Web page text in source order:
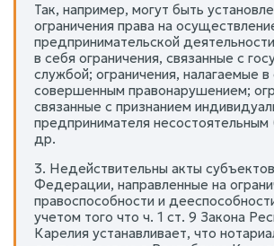
Так, например, могут быть
ограничения права на
предпринимательской
в себя ограничения, связанные с
службой; ограничения, налагаемые в
совершенным правонарушением;
связанные с признанием
предпринимателя несостоятельным
др.
3. Недействительны акты
Федерации, направленные на
правоспособности и
учетом того что ч. 1 ст. 9 Закона
Карелия устанавливает, что